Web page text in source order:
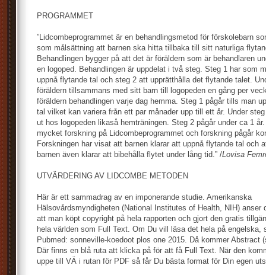
PROGRAMMET
”Lidcombeprogrammet är en behandlingsmetod för förskolebarn
som målsättning att barnen ska hitta tillbaka till sitt naturliga
Behandlingen bygger på att det är föräldern som är behandlaren
en logoped. Behandlingen är uppdelat i två steg. Steg 1 har som
uppnå flytande tal och steg 2 att upprätthålla det flytande talet.
föräldern tillsammans med sitt barn till logopeden en gång per
föräldern behandlingen varje dag hemma. Steg 1 pågår tills man
tal vilket kan variera från ett par månader upp till ett år. Under
ut hos logopeden likaså hemträningen. Steg 2 pågår under ca 1
mycket forskning på Lidcombeprogrammet och forskning pågår
Forskningen har visat att barnen klarar att uppnå flytande tal och
barnen även klarar att bibehålla flytet under lång tid.” /Lovisa
UTVÄRDERING AV LIDCOMBE METODEN
Här är ett sammadrag av en imponerande studie. Amerikanska
Hälsovårdsmyndigheten (National Institutes of Health, NIH) anser
att man köpt copyright på hela rapporten och gjort den gratis
hela världen som Full Text. Om Du vill läsa det hela på engelska,
Pubmed: sonneville-koedoot plos one 2015. Då kommer Abstract
Där finns en blå ruta att klicka på för att få Full Text. När den
uppe till VÄ i rutan för PDF så får Du bästa format för Din egen